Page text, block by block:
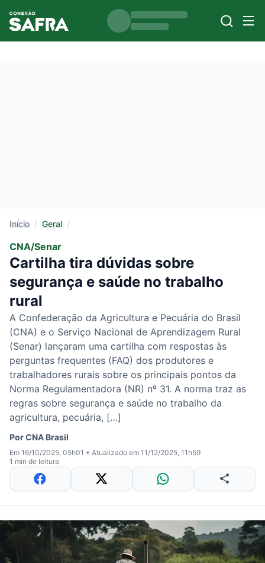
Início / Geral /
CNA/Senar
Cartilha tira dúvidas sobre
segurança e saúde no trabalho
rural
A Confederação da Agricultura e Pecuária do Brasil
(CNA) e o Serviço Nacional de Aprendizagem Rural
(Senar) lançaram uma cartilha com respostas às
perguntas frequentes (FAQ) dos produtores e
trabalhadores rurais sobre os principais pontos da
Norma Regulamentadora (NR) nº 31. A norma traz as
regras sobre segurança e saúde no trabalho da
agricultura, pecuária, […]
PorCNA Brasil
Em 16/10/2025, 05h01 • Atualizado em 11/12/2025, 11h59
1 min de leitura